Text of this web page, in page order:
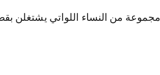
من النساء اللواتي يشتغلن